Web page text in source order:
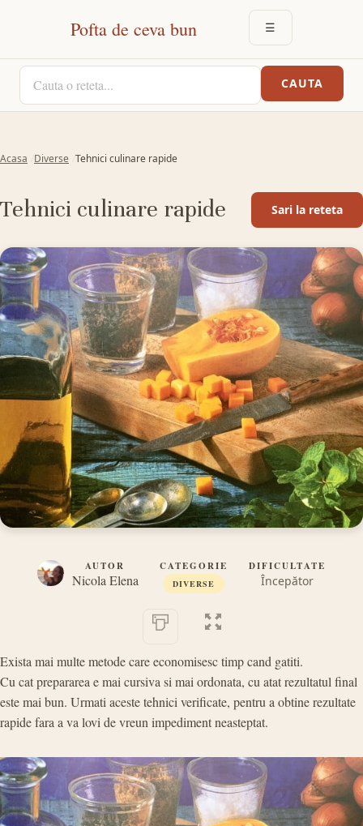
Pofta de ceva bun ☰DESCHIDE
CAUTA O RETETA
CAUTA
Acasa Diverse Tehnici culinare rapide
Tehnici culinare rapide Sari la reteta
AUTOR
Nicola Elena
CATEGORIE
DIVERSE
DIFICULTATE
Începător
Exista mai multe metode care economisesc timp cand gatiti.
Cu cat prepararea e mai cursiva si mai ordonata, cu atat rezultatul final
este mai bun. Urmati aceste tehnici verificate, pentru a obtine rezultate
rapide fara a va lovi de vreun impediment neasteptat.